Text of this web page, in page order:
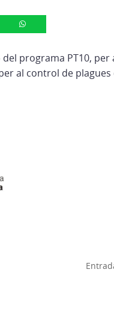
programa PT10, per
al control de plagues